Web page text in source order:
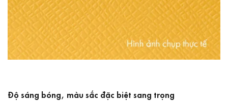
Độ sáng bóng, màu sắc đặc biệt sang trọng